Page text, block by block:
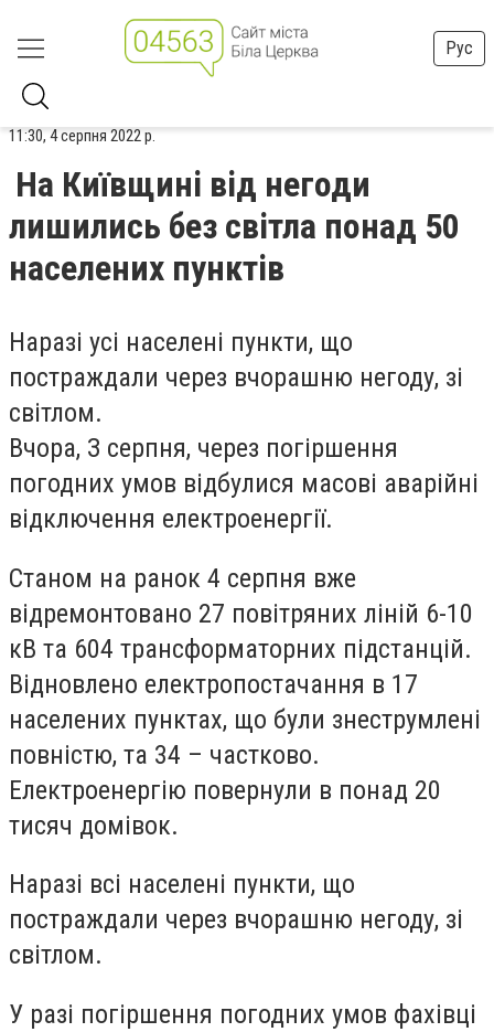
Рус
11:30, 4 серпня 2022 р.
На Київщині від негоди
лишились без світла понад 50
населених пунктів
Наразі усі населені пункти, що
постраждали через вчорашню негоду, зі
світлом.
Вчора, З серпня, через погіршення
погодних умов відбулися масові аварійні
відключення електроенергії.
Станом на ранок 4 серпня вже
відремонтовано 27 повітряних ліній 6-10
кВ та 604 трансформаторних підстанцій.
Відновлено електропостачання в 17
населених пунктах, що були знеструмлені
повністю, та 34 – частково.
Електроенергію повернули в понад 20
тисяч домівок.
Наразі всі населені пункти, що
постраждали через вчорашню негоду, зі
світлом.
У разі погіршення погодних умов фахівці